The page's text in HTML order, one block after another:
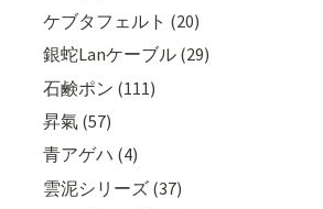
ケブタフェルト (20)
銀蛇Lanケーブル (29)
石鹸ポン (111)
昇氣 (57)
青アゲハ (4)
雲泥シリーズ (37)